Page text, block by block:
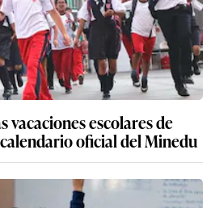
vacaciones escolares de
oficial del Minedu